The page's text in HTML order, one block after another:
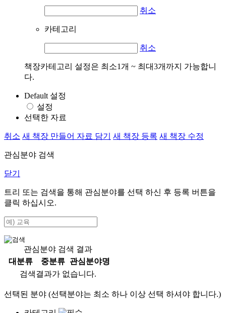
취소
카테고리
취소
책장카테고리 설정은 최소1개 ~ 최대3개까지 가능합니
다.
Default 설정
설정
선택한 자료
취소 새 책장 만들어 자료 담기 새 책장 등록 새 책장 수정
관심분야 검색
닫기
트리 또는 검색을 통해 관심분야를 선택 하신 후 등록 버튼을
클릭 하십시오.
관심분야 검색 결과
대분류
중분류
관심분야명
검색결과가 없습니다.
선택된 분야 (선택분야는 최소 하나 이상 선택 하셔야 합니다.)